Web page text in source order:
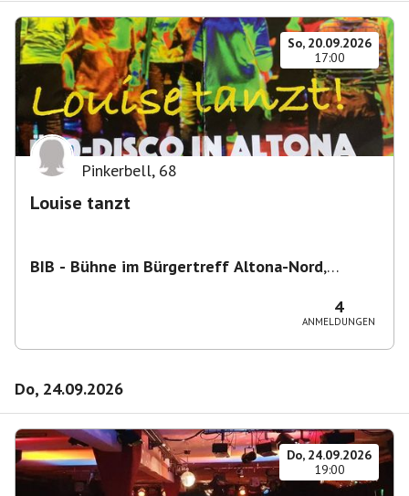
So, 20.09.2026
17:00
Pinkerbell, 68
Louise tanzt
BIB - Bühne im Bürgertreff Altona-Nord,
4
ANMELDUNGEN
Do, 24.09.2026
Do, 24.09.2026
19:00